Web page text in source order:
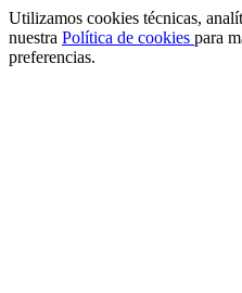
Utilizamos cookies técnicas,
nuestra Política de cookies para
preferencias.